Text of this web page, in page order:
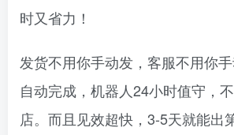
时又省力！
发货不用你手动发，客服不用你
自动完成，机器人24小时值守，
店。而且见效超快，3-5天就能出